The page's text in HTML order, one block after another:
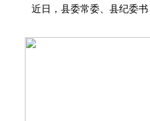
近日，县委常委、县纪委书